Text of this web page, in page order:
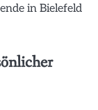
in Bielefeld